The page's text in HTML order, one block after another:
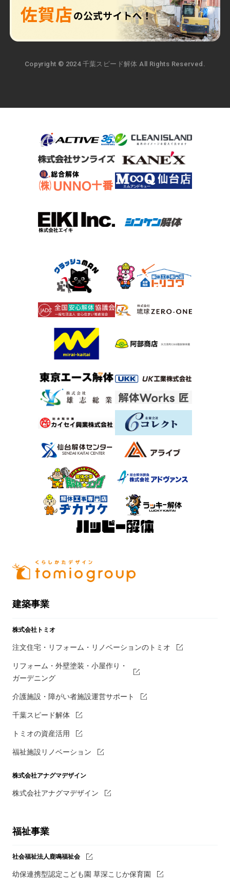
Copyright © 2024 千葉スピード解体 All Rights Reserved.
建築事業
株式会社トミオ
注文住宅・リフォーム・リノベーションのトミオ
リフォーム・外壁塗装・小屋作り・
ガーデニング
介護施設・障がい者施設運営サポート
千葉スピード解体
トミオの資産活用
福祉施設リノベーション
株式会社アナグマデザイン
株式会社アナグマデザイン
福祉事業
社会福祉法人鹿鳴福祉会
幼保連携型認定こども園 草深こじか保育園